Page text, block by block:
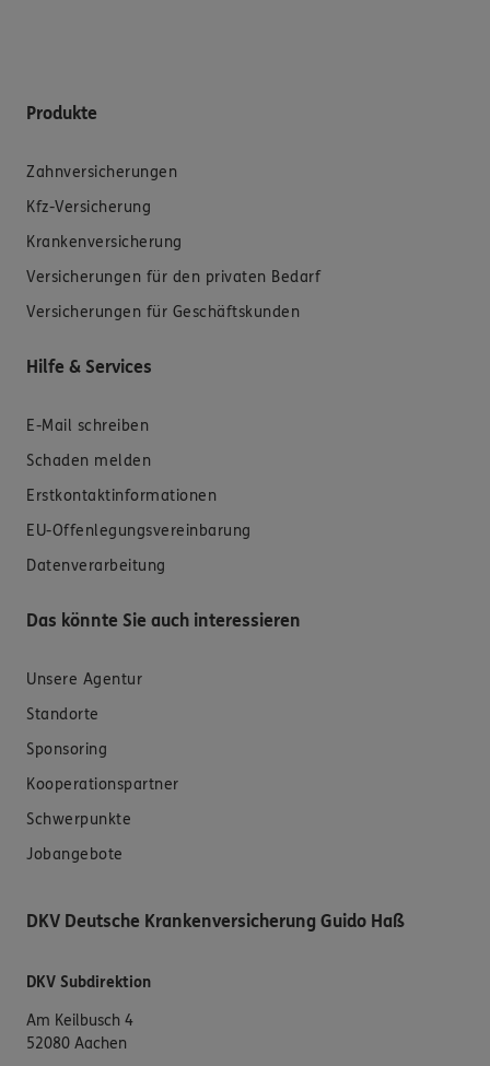
Produkte
Zahnversicherungen
Kfz-Versicherung
Krankenversicherung
Versicherungen für den privaten Bedarf
Versicherungen für Geschäftskunden
Hilfe & Services
E-Mail schreiben
Schaden melden
Erstkontaktinformationen
EU-Offenlegungsvereinbarung
Datenverarbeitung
Das könnte Sie auch interessieren
Unsere Agentur
Standorte
Sponsoring
Kooperationspartner
Schwerpunkte
Jobangebote
DKV Deutsche Krankenversicherung Guido Haß
DKV Subdirektion
Am Keilbusch 4
52080 Aachen